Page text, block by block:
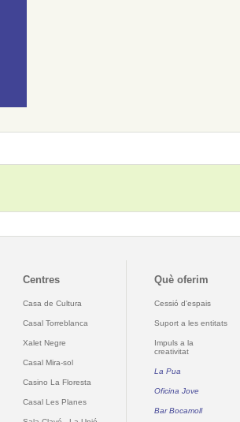
Centres
Casa de Cultura
Casal Torreblanca
Xalet Negre
Casal Mira-sol
Casino La Floresta
Casal Les Planes
Què oferim
Cessió d'espais
Suport a les entitats
Impuls a la
creativitat
La Pua
Oficina Jove
Bar Bocamoll